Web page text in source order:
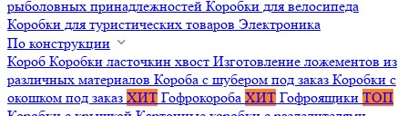
рыболовных принадлежностей Коробки для велосипеда
Коробки для туристических товаров Электроника
По конструкции
Короб Коробки ласточкин хвост Изготовление ложементов из
различных материалов Короба с шубером под заказ Коробки с
окошком под заказ ХИТ Гофрокороба ХИТ Гофроящики ТОП